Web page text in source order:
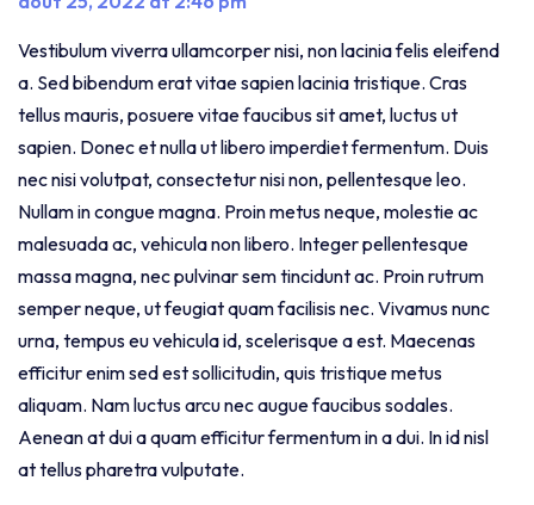
Vestibulum viverra ullamcorper nisi, non lacinia felis eleifend
a. Sed bibendum erat vitae sapien lacinia tristique. Cras
tellus mauris, posuere vitae faucibus sit amet, luctus ut
sapien. Donec et nulla ut libero imperdiet fermentum. Duis
nec nisi volutpat, consectetur nisi non, pellentesque leo.
Nullam in congue magna. Proin metus neque, molestie ac
malesuada ac, vehicula non libero. Integer pellentesque
massa magna, nec pulvinar sem tincidunt ac. Proin rutrum
semper neque, ut feugiat quam facilisis nec. Vivamus nunc
urna, tempus eu vehicula id, scelerisque a est. Maecenas
efficitur enim sed est sollicitudin, quis tristique metus
aliquam. Nam luctus arcu nec augue faucibus sodales.
Aenean at dui a quam efficitur fermentum in a dui. In id nisl
at tellus pharetra vulputate.